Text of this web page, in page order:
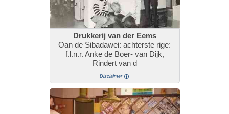
Drukkerij van der Eems
Oan de Sibadawei: achterste rige:
f.l.n.r. Anke de Boer- van Dijk,
Rindert van d
Disclaimer